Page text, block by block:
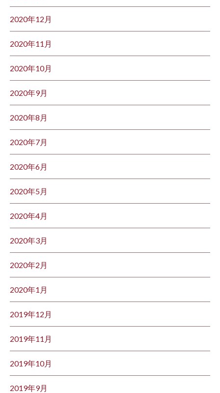
2020年12月
2020年11月
2020年10月
2020年9月
2020年8月
2020年7月
2020年6月
2020年5月
2020年4月
2020年3月
2020年2月
2020年1月
2019年12月
2019年11月
2019年10月
2019年9月